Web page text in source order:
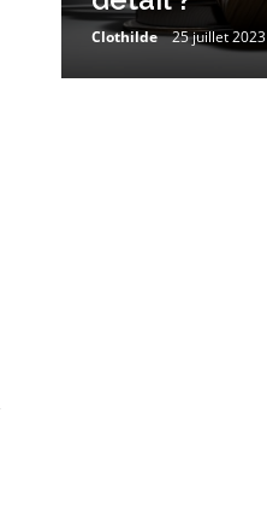
Clothilde 25 juillet 2023